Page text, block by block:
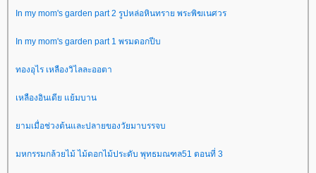
In my mom's garden part 2 รูปหล่อหินทราย พระพิฆเนศวร
In my mom's garden part 1 พรมดอกปีบ
ทองอุไร เหลืองวิไลละออตา
เหลืองอินเดีย แย้มบาน
ามเมื่อช่วงต้นและปลายของวัยมาบรรจบ
มหกรรมกล้วยไม้ ไม้ดอกไม้ประดับ พุทธมณฑล51 ตอนที่ 3